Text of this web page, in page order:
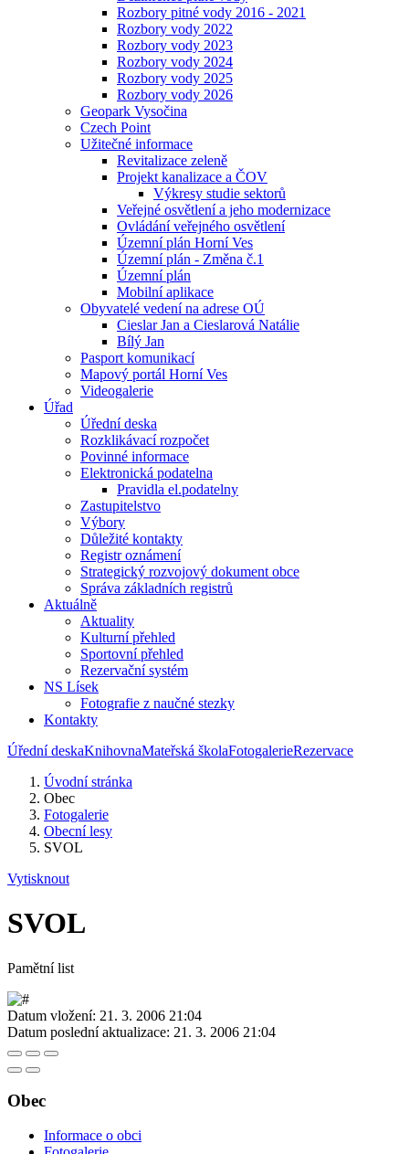
Rozbory pitné vody 2016 - 2021
Rozbory vody 2022
Rozbory vody 2023
Rozbory vody 2024
Rozbory vody 2025
Rozbory vody 2026
Geopark Vysočina
Czech Point
Užitečné informace
Revitalizace zeleně
Projekt kanalizace a ČOV
Výkresy studie sektorů
Veřejné osvětlení a jeho modernizace
Ovládání veřejného osvětlení
Územní plán Horní Ves
Územní plán - Změna č.1
Územní plán
Mobilní aplikace
Obyvatelé vedení na adrese OÚ
Cieslar Jan a Cieslarová Natálie
Bílý Jan
Pasport komunikací
Mapový portál Horní Ves
Videogalerie
Úřad
Úřední deska
Rozklikávací rozpočet
Povinné informace
Elektronická podatelna
Pravidla el.podatelny
Zastupitelstvo
Výbory
Důležité kontakty
Registr oznámení
Strategický rozvojový dokument obce
Správa základních registrů
Aktuálně
Aktuality
Kulturní přehled
Sportovní přehled
Rezervační systém
NS Lísek
Fotografie z naučné stezky
Kontakty
Úřední deskaKnihovnaMateřská školaFotogalerieRezervace
Úvodní stránka
Obec
Fotogalerie
Obecní lesy
SVOL
Vytisknout
SVOL
Pamětní list
Datum vložení: 21. 3. 2006 21:04
Datum poslední aktualizace: 21. 3. 2006 21:04
Obec
Informace o obci